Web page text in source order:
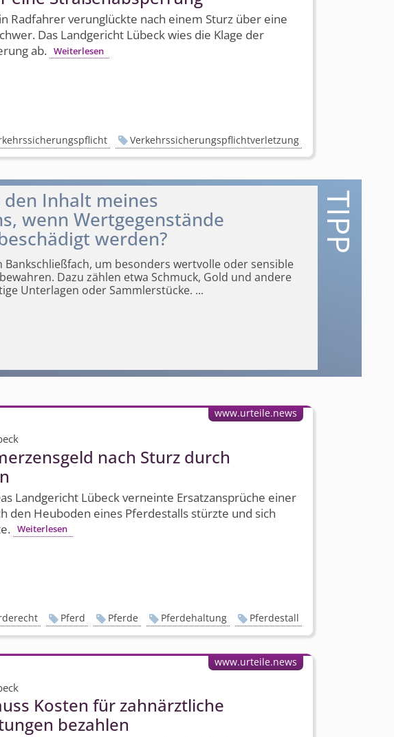
Radfahrer verunglückte nach einem Sturz über eine
Das Landgericht Lübeck wies die Klage der
ab. Weiterlesen
Verkehrssicherungspflichtverletzung
Inhalt meines
wenn Wertgegenstände
werden?
Bankschließfach, um besonders wertvolle oder sensible
Dazu zählen etwa Schmuck, Gold und andere
Unterlagen oder Sammlerstücke. ...
nach Sturz durch
Landgericht Lübeck verneinte Ersatzansprüche einer
den Heuboden eines Pferdestalls stürzte und sich
Weiterlesen
www.urteile.news
Pferd Pferde Pferdehaltung Pferdestall
Kosten für zahnärztliche
bezahlen
www.urteile.news